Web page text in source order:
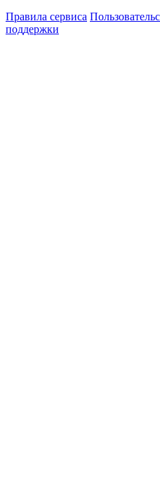
Правила сервиса
поддержки